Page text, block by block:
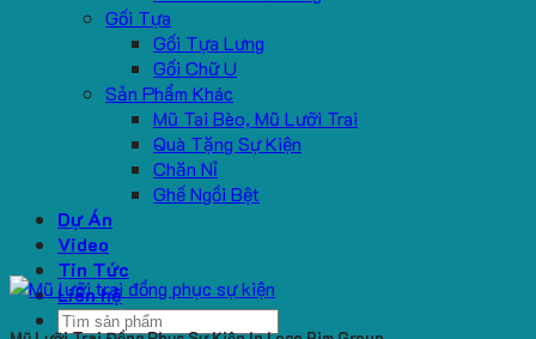
Gối Tựa
Gối Tựa Lưng
Gối Chữ U
Sản Phẩm Khác
Mũ Tai Bèo, Mũ Lưỡi Trai
Quà Tặng Sự Kiện
Chăn Nỉ
Ghế Ngồi Bệt
Dự Án
Video
Tin Tức
Liên hệ
Search